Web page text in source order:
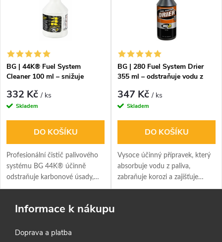
BG | 44K® Fuel System
Cleaner 100 ml – snižuje
systém
332 Kč/ ks
Skladem
DO KOŠÍKU
Profesionální čistič palivového
systému BG 44K® účinně
odstraňuje karbonové úsady,
zlepšuje výkon motoru a snižuje
BG | 280 Fuel System Drier
355 ml – odstraňuje vodu z
347 Kč/ ks
Skladem
DO KOŠÍKU
Vysoce účinný přípravek, který
absorbuje vodu z paliva,
zabraňuje korozi a zajišťuje
plynulý chod motoru. Bezpečný
Informace k nákupu
Doprava a platba